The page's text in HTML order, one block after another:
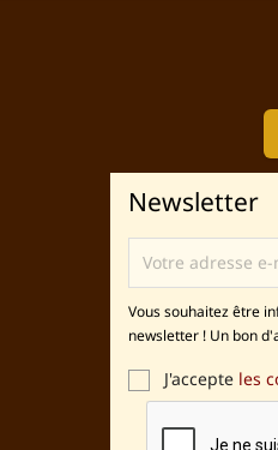
Newsletter
Vous souhaitez être
newsletter ! Un bon
J'accepte les